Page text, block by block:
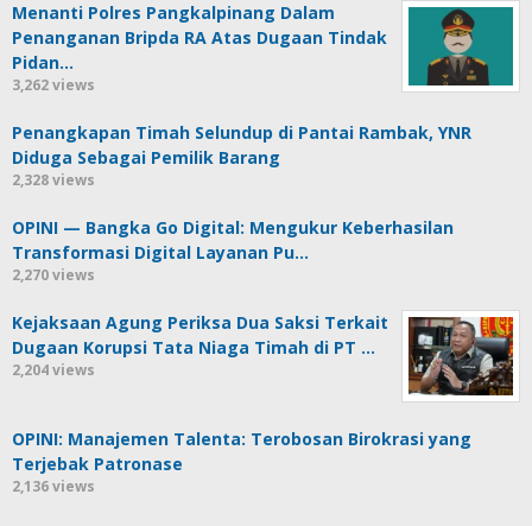
Menanti Polres Pangkalpinang Dalam
Penanganan Bripda RA Atas Dugaan Tindak
Pidan…
3,262 views
Penangkapan Timah Selundup di Pantai Rambak, YNR
Diduga Sebagai Pemilik Barang
2,328 views
OPINI — Bangka Go Digital: Mengukur Keberhasilan
Transformasi Digital Layanan Pu…
2,270 views
Kejaksaan Agung Periksa Dua Saksi Terkait
Dugaan Korupsi Tata Niaga Timah di PT …
2,204 views
OPINI: Manajemen Talenta: Terobosan Birokrasi yang
Terjebak Patronase
2,136 views